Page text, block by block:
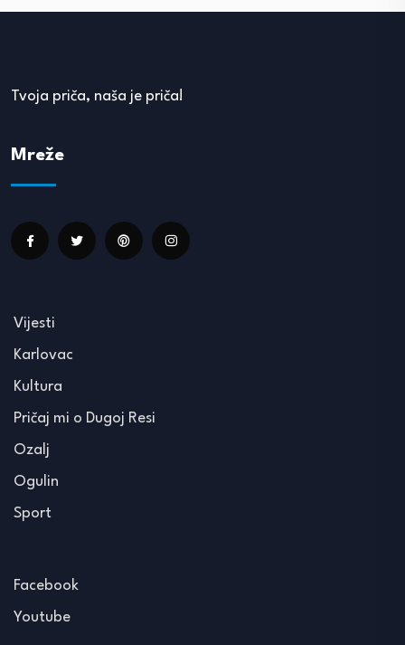
Tvoja priča, naša je priča!
Mreže
Vijesti
Karlovac
Kultura
Pričaj mi o Dugoj Resi
Ozalj
Ogulin
Sport
Facebook
Youtube